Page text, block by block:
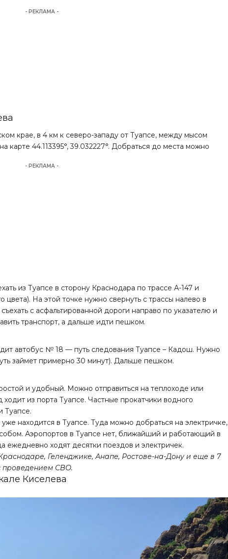
- РЕКЛАМА -
крае, в 4 км к северо-западу от Туапсе, между мысом
карте 44.113395°, 39.032227°. Добраться до места можно
- РЕКЛАМА -
из Туапсе в сторону Краснодара по трассе А-147 и
На этой точке нужно свернуть с трассы налево в
с асфальтированной дороги направо по указателю и
транспорт, а дальше идти пешком.
автобус № 18 — путь следования Туапсе – Кадош. Нужно
займет примерно 30 минут). Дальше пешком.
и удобный. Можно отправиться на теплоходе или
ходит из порта Туапсе. Частные прокатчики водного
Туапсе.
находится в Туапсе. Туда можно добраться на электричке,
Аэропортов в Туапсе нет, ближайший и работающий в
ежедневно ходят десятки поездов и электричек.
Геленджике, Анапе, Ростове-на-Дону и еще в 7
проведением СВО.
Киселева